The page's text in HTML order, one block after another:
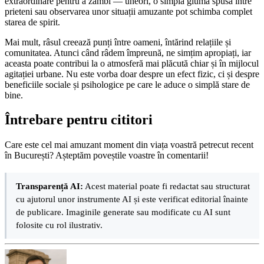
prieteni sau observarea unor situații amuzante pot schimba complet
starea de spirit.
Mai mult, râsul creează punți între oameni, întărind relațiile și
comunitatea. Atunci când râdem împreună, ne simțim apropiați, iar
aceasta poate contribui la o atmosferă mai plăcută chiar și în mijlocul
agitației urbane. Nu este vorba doar despre un efect fizic, ci și despre
beneficiile sociale și psihologice pe care le aduce o simplă stare de
bine.
Întrebare pentru cititori
Care este cel mai amuzant moment din viața voastră petrecut recent
în București? Așteptăm poveștile voastre în comentarii!
Transparență AI: Acest material poate fi redactat sau structurat
cu ajutorul unor instrumente AI și este verificat editorial înainte
de publicare. Imaginile generate sau modificate cu AI sunt
folosite cu rol ilustrativ.